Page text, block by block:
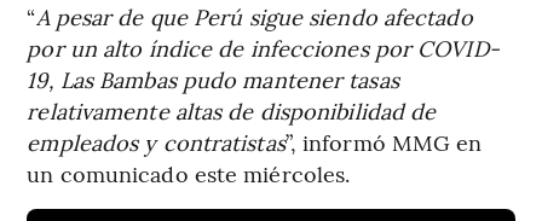
“A pesar de que Perú sigue siendo afectado
por un alto índice de infecciones por COVID-
19, Las Bambas pudo mantener tasas
relativamente altas de disponibilidad de
empleados y contratistas”, informó MMG en
un comunicado este miércoles.